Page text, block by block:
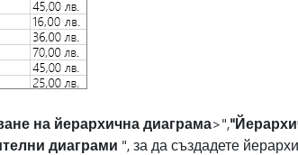
на йерархична диаграма>",
диаграми ", за да създадете